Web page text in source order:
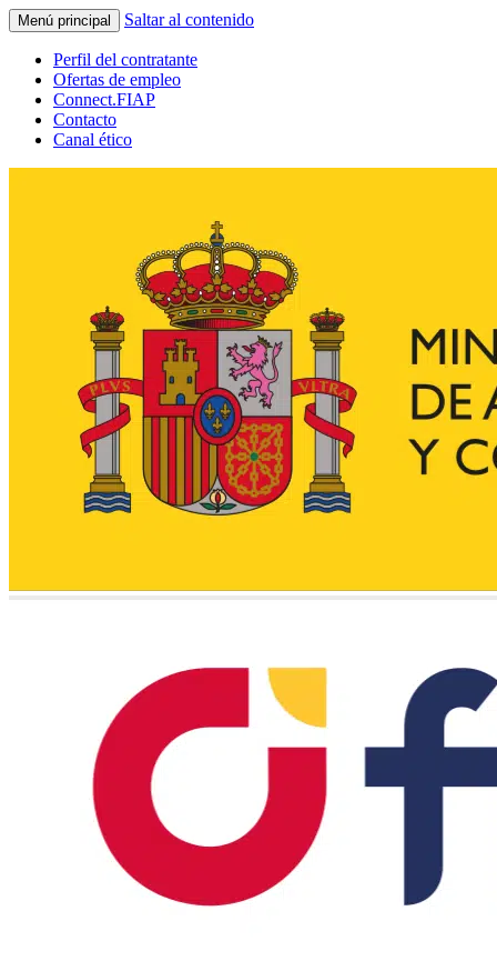
Menú principal Saltar al contenido
Perfil del contratante
Ofertas de empleo
Connect.FIAP
Contacto
Canal ético